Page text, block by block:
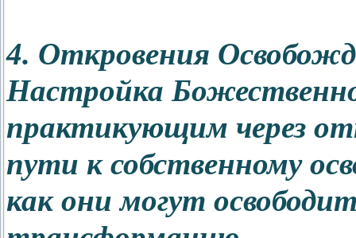
4. Откровения
Настройка
практикующим через
пути к собственному
как они могут